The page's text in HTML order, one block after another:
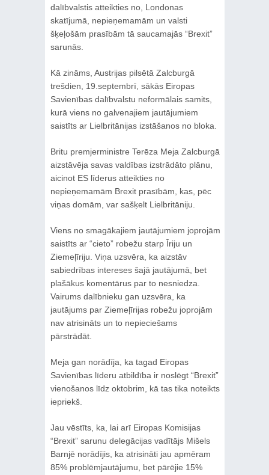
dalībvalstis atteikties no, Londonas
skatījumā, nepieņemamām un valsti
šķeļošām prasībām tā saucamajās “Brexit”
sarunās.
Kā zināms, Austrijas pilsētā Zalcburgā
trešdien, 19.septembrī, sākās Eiropas
Savienības dalībvalstu neformālais samits,
kurā viens no galvenajiem jautājumiem
saistīts ar Lielbritānijas izstāšanos no bloka.
Britu premjerministre Terēza Meja Zalcburgā
aizstāvēja savas valdības izstrādāto plānu,
aicinot ES līderus atteikties no
nepieņemamām Brexit prasībām, kas, pēc
viņas domām, var sašķelt Lielbritāniju.
Viens no smagākajiem jautājumiem joprojām
saistīts ar “cieto” robežu starp Īriju un
Ziemeļīriju. Viņa uzsvēra, ka aizstāv
sabiedrības intereses šajā jautājumā, bet
plašākus komentārus par to nesniedza.
Vairums dalībnieku gan uzsvēra, ka
jautājums par Ziemeļīrijas robežu joprojām
nav atrisināts un to nepieciešams
pārstrādāt.
Meja gan norādīja, ka tagad Eiropas
Savienības līderu atbildība ir noslēgt “Brexit”
vienošanos līdz oktobrim, kā tas tika noteikts
iepriekš.
Jau vēstīts, ka, lai arī Eiropas Komisijas
“Brexit” sarunu delegācijas vadītājs Mišels
Barnjē norādījis, ka atrisināti jau apmēram
85% problēmjautājumu, bet pārējie 15%